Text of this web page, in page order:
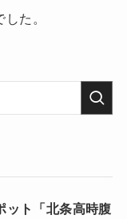
た。
ット「北条高時腹